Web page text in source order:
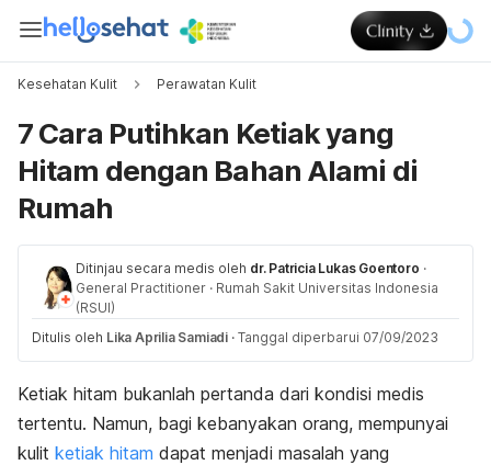
Kesehatan Kulit Perawatan Kulit
7 Cara Putihkan Ketiak yang
Hitam dengan Bahan Alami di
Rumah
Ditinjau secara medis oleh dr. Patricia Lukas Goentoro ·
General Practitioner · Rumah Sakit Universitas Indonesia
(RSUI)
Ditulis oleh Lika Aprilia Samiadi · Tanggal diperbarui 07/09/2023
Ketiak hitam bukanlah pertanda dari kondisi medis
tertentu. Namun, bagi kebanyakan orang, mempunyai
kulit ketiak hitam dapat menjadi masalah yang